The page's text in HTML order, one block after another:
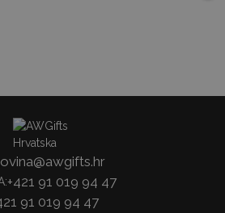
+421 91 019 94 47
91 019 94 47